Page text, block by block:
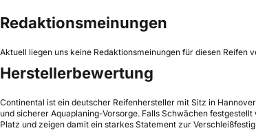
Redaktionsmeinungen
Aktuell liegen uns keine Redaktionsmeinungen für diesen Reifen
Herstellerbewertung
Continental ist ein deutscher Reifenhersteller mit Sitz in
und sicherer Aquaplaning-Vorsorge. Falls Schwächen
Platz und zeigen damit ein starkes Statement zur